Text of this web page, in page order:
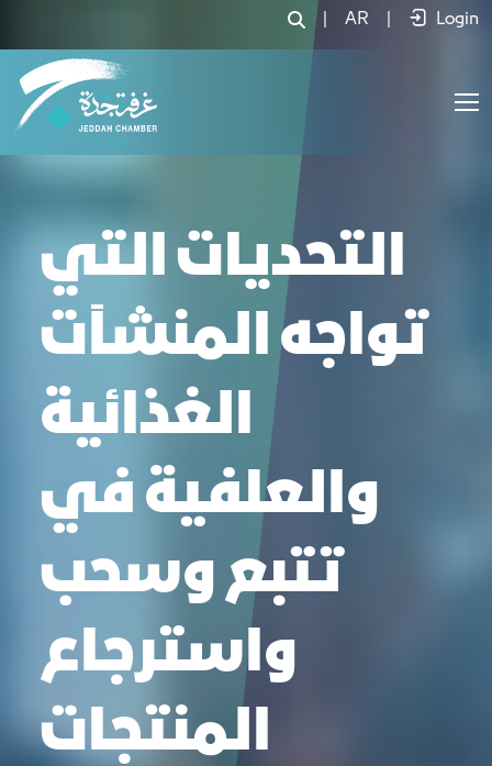
AR Login
التحديات التي
تواجه المنشآت
الغذائية
والعلفية في
تتبع وسحب
واسترجاع
المنتجات